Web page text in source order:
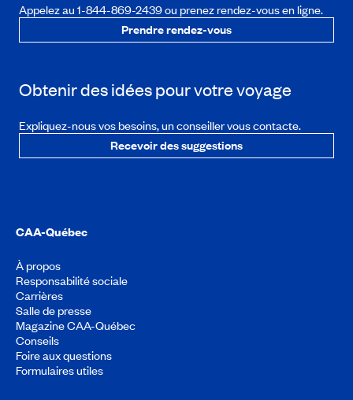
Appelez au 1-844-869-2439 ou prenez rendez-vous en ligne.
Prendre rendez-vous
Obtenir des idées pour votre voyage
Expliquez-nous vos besoins, un conseiller vous contacte.
Recevoir des suggestions
CAA-Québec
À propos
Responsabilité sociale
Carrières
Salle de presse
Magazine CAA-Québec
Conseils
Foire aux questions
Formulaires utiles